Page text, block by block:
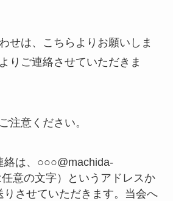
せは、こちらよりお願いしま
りご連絡させていただきま
注意ください。
絡は、○○○@machida-
意の文字）というアドレスか
りさせていただきます。当会へ